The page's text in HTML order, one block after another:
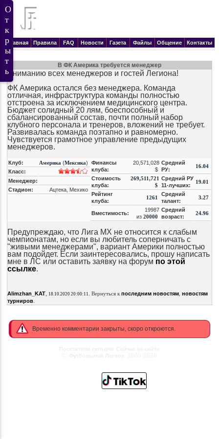
Главная Правила FAQ Новости Газета Файлы Общение Контакты
В ФК Америка требуется менеджер
Вниманию всех менеджеров и гостей Легиона!
ФК Америка остался без менеджера. Команда
отличная, инфраструктура команды полностью
отстроена за исключением медицинского центра.
Бюджет солидный 20 лям, боеспособный и
сбалансированный состав, почти полный набор
клубного персонала и тренеров, вложений не требует.
Развивалась команда поэтапно и равномерно.
Чувствуется грамотное управление предыдущих
менеджеров.
Клуб: Америка (Мексика)
Класс:
Менеджер:
Стадион:
Ацтека, Мехико
Финансы
клуба:
20,571,028
$
Стоимость
клуба:
269,511,721
$
Рейтинг
клуба:
1261
Вместимость:
19987
из 20000
Средний
РУ:
16.04
Средний РУ
11-лучших:
19.01
Средний
талант:
3.27
Средний
возраст:
24.96
Предупреждаю, что Лига МХ не относится к слабым
чемпионатам, но если вы любитель соперничать с
"живыми менеджерами", вариант Америки полностью
вам подойдет. Если заинтересовались, прошу написать
мне в ЛС или оставить заявку на форум по этой
ссылке.
Alimzhan_KAT, 18.10.2020 20:00:11 . Вернуться к последним новостям, новостям
турниров.
Временно комментарии закрыты, скоро откроются.